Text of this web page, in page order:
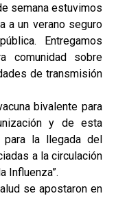
semana estuvimos
a un verano seguro
Entregamos
comunidad sobre
de transmisión
bivalente para
y de esta
para la llegada del
a la circulación
Influenza”.
se apostaron en